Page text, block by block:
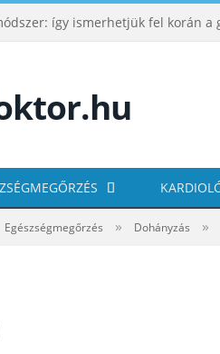
Egészségmegőrzés » Dohányzás »